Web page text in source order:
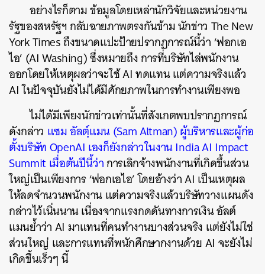
อย่างไรก็ตาม ข้อมูลโดยเหล่านักวิจัยและหน่วยงาน
รัฐของสหรัฐฯ กลับฉายภาพตรงกันข้าม นักข่าว The New
York Times ถึงขนาดแปะป้ายปรากฏการณ์นี้ว่า ‘ฟอกเอ
ไอ’ (AI Washing) ซึ่งหมายถึง การที่บริษัทไล่พนักงาน
ออกโดยให้เหตุผลว่าจะใช้ AI ทดแทน แต่ความจริงแล้ว
AI ในปัจจุบันยังไม่ได้มีศักยภาพในการทำงานเพียงพอ
ไม่ได้มีเพียงนักข่าวเท่านั้นที่สังเกตพบปรากฏการณ์
ดังกล่าว แซม อัลตฺ์แมน (Sam Altman) ผู้บริหารและผู้ก่อ
ตั้งบริษัท OpenAI เองก็ยังกล่าวในงาน India AI Impact
Summit เมื่อต้นปีนี้ว่าการเลิกจ้างพนักงานที่เกิดขึ้นส่วน
ใหญ่เป็นเพียงการ ‘ฟอกเอไอ’ โดยอ้างว่า AI เป็นเหตุผล
ให้ลดจำนวนพนักงาน แต่ความจริงแล้วบริษัทวางแผนดัง
กล่าวไว้เนิ่นนาน เนื่องจากแรงกดดันทางการเงิน อัลต์
แมนย้ำว่า AI มาแทนที่คนทำงานบางส่วนจริง แต่ยังไม่ใช่
ส่วนใหญ่ และการแทนที่พนักศึกษากงานด้วย AI จะยังไม่
เกิดขึ้นเร็วๆ นี้